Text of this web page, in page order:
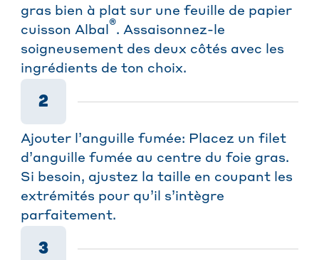
gras bien à plat sur une feuille de papier
cuisson Albal ®. Assaisonnez-le
soigneusement des deux côtés avec les
ingrédients de ton choix.
2
Ajouter l’anguille fumée: Placez un filet
d’anguille fumée au centre du foie gras.
Si besoin, ajustez la taille en coupant les
extrémités pour qu’il s’intègre
parfaitement.
3